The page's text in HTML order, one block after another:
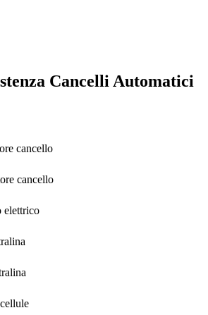
Cancelli Automatici
cancello
cancello
elettrico